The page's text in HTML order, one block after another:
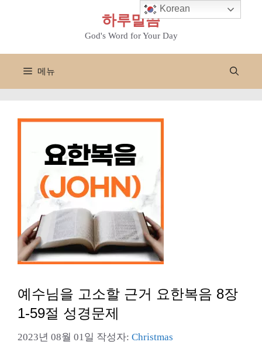
하루말씀
God's Word for Your Day
메뉴
예수님을 고소할 근거 요한복음 8장
1-59절 성경문제
2023년 08월 01일 작성자: Christmas
Korean